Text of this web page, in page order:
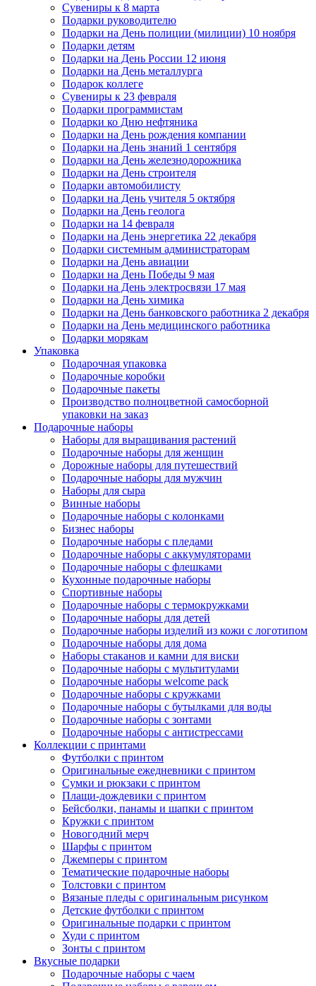
Сувениры к 8 марта
Подарки руководителю
Подарки на День полиции (милиции) 10 ноября
Подарки детям
Подарки на День России 12 июня
Подарки на День металлурга
Подарок коллеге
Сувениры к 23 февраля
Подарки программистам
Подарки ко Дню нефтяника
Подарки на День рождения компании
Подарки на День знаний 1 сентября
Подарки на День железнодорожника
Подарки на День строителя
Подарки автомобилисту
Подарки на День учителя 5 октября
Подарки на День геолога
Подарки на 14 февраля
Подарки на День энергетика 22 декабря
Подарки системным администраторам
Подарки на День авиации
Подарки на День Победы 9 мая
Подарки на День электросвязи 17 мая
Подарки на День химика
Подарки на День банковского работника 2 декабря
Подарки на День медицинского работника
Подарки морякам
Упаковка
Подарочная упаковка
Подарочные коробки
Подарочные пакеты
Производство полноцветной самосборной
упаковки на заказ
Подарочные наборы
Наборы для выращивания растений
Подарочные наборы для женщин
Дорожные наборы для путешествий
Подарочные наборы для мужчин
Наборы для сыра
Винные наборы
Подарочные наборы с колонками
Бизнес наборы
Подарочные наборы с пледами
Подарочные наборы с аккумуляторами
Подарочные наборы с флешками
Кухонные подарочные наборы
Спортивные наборы
Подарочные наборы с термокружками
Подарочные наборы для детей
Подарочные наборы изделий из кожи с логотипом
Подарочные наборы для дома
Наборы стаканов и камни для виски
Подарочные наборы с мультитулами
Подарочные наборы welcome pack
Подарочные наборы с кружками
Подарочные наборы с бутылками для воды
Подарочные наборы с зонтами
Подарочные наборы с антистрессами
Коллекции с принтами
Футболки с принтом
Оригинальные ежедневники с принтом
Сумки и рюкзаки с принтом
Плащи-дождевики с принтом
Бейсболки, панамы и шапки с принтом
Кружки с принтом
Новогодний мерч
Шарфы с принтом
Джемперы с принтом
Тематические подарочные наборы
Толстовки с принтом
Вязаные пледы с оригинальным рисунком
Детские футболки с принтом
Оригинальные подарки с принтом
Худи с принтом
Зонты с принтом
Вкусные подарки
Подарочные наборы с чаем